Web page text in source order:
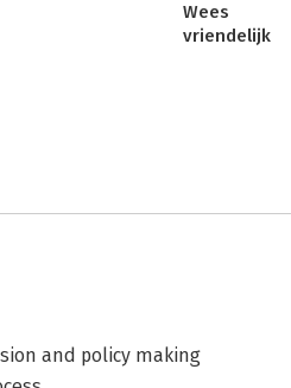
Wees
vriendelijk
aan de faculteit
and policy making